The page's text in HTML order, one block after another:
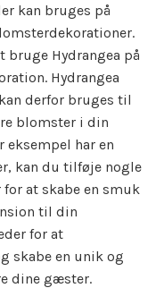
kan bruges på
bruge Hydrangea på
Hydrangea
derfor bruges til
blomster i din
har en
kan du tilføje nogle
at skabe en smuk
til din
for at
skabe en unik og
dine gæster.